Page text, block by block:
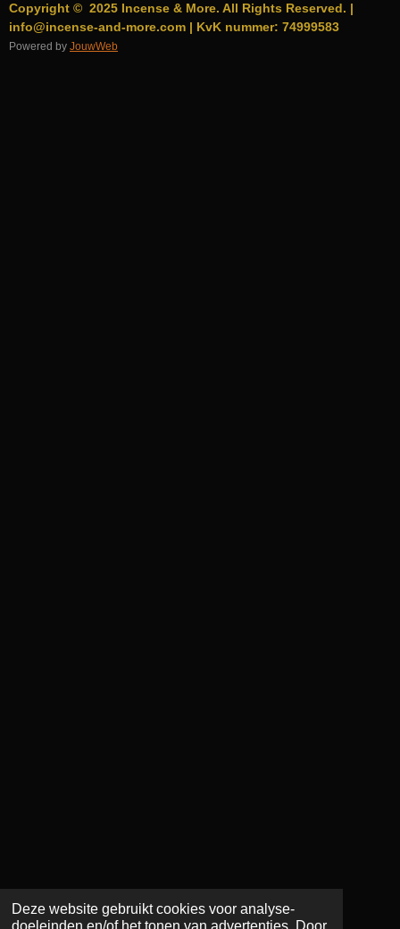
Deze website gebruikt cookies voor analyse-
Copyright © 2025 Incense & More. All Rights Reserved. |
info@incense-and-more.com | KvK nummer: 74999583
Powered by JouwWeb